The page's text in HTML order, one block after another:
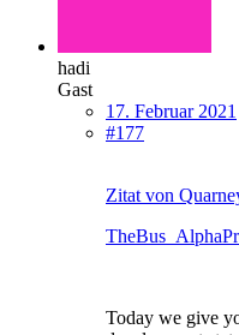
hadi
Gast
17. Februar 2021
#177
Zitat von
Today we give